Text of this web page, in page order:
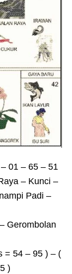
01 – 65 – 51
– Kunci –
Padi –
Gerombolan
= 54 – 95 ) – (
)